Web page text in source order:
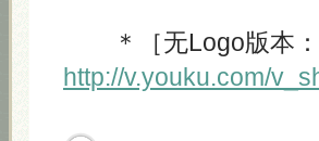
＊［无Logo版本：
http://v.youku.com/